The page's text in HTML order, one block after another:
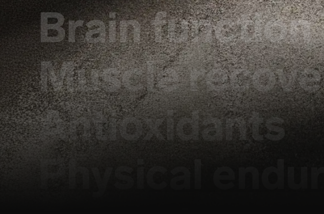
Brain function
Muscle
Antioxidants
Physical